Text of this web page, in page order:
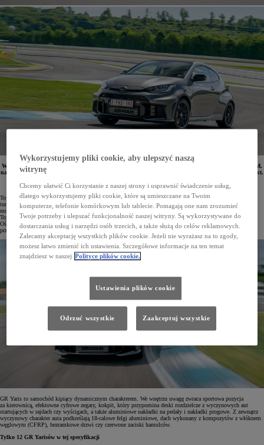
W salonach Toyoty dostępne są ostatnie egzemplarze hot-hatcha GR Yaris z silnikiem o mocy 280 KM,
napędem na cztery koła GR FOUR i automatyczną, 8-biegową skrzynią biegów GAZOO Racing Direct.
od 208 900 zł.
Toyota GR Yaris to jeden z ostatnich prawdziwie sportowych hot-hatchy na rynku. Samochód napędza
turbodoładowany, trzycylindrowy silnik o pojemności 1,6 litra o mocy 280 KM i 390 Nm maksymalnego
momentu obrotowego. Opracowany we współpracy z najlepszymi kierowcami rajdowymi i wyścigowymi
Toyoty GR Yaris ma napęd na cztery koła GR FOUR oraz przedni i tylne dyferencjał Torsen LSD.
Ośmiobiegowa skrzynia automatyczna GAZOO Racing Direct charakteryzuje się ultraszybkimi zmianami
przełożeń, a sześciobiegowa skrzynia manualna to propozycja dla miłośników mechanicznej motoryzacji.
GR Yaris to samochód kipiący dynamicznym charakterem. We wnętrzu uwagę zwraca sportowa pozycja
za kierownicą, efektowne cyfrowe zegary, kokpit, który przypomina deski rozdzielcze z wyczynowych aut
startujących w rajdach czy wyścigach, a także aluminiowe nakładki na pedały i nakładki progowe. Z zewnątrz
wyczynowy charakter auta podkreślają 18-calowe felgi aluminiowe, dach wykonany z kompozytów z włóknem
węglowym (CFRP), bezramkowe drzwi czy czerwone zaciski hamulców.
Tylko 12 GR Yarisów w tej specyfikacji
Wykorzystujemy pliki cookie, aby ulepszyć naszą
witrynę
Chcemy ułatwić Ci korzystanie z naszej strony i usprawnić świadczenie usług,
dlatego wykorzystujemy pliki cookie, które są umieszczane na Twoim
komputerze, telefonie komórkowym lub tablecie. Pomagają one nam zrozumieć
Twoje potrzeby i ulepszać funkcjonalność naszej witryny. Są wykorzystywane do
dostarczania usług i narzędzi osób trzecich, a także służą do celów reklamowych.
Zalecamy akceptację wszystkich plików cookie. Jeżeli nie wyrażasz na to zgody,
możesz łatwo zmienić ich ustawienia. Szczegółowe informacje na ten temat
znajdziesz w naszej Polityce plików cookie.
Ustawienia plików cookie
Odrzuć wszystkie Zaakceptuj wszystkie